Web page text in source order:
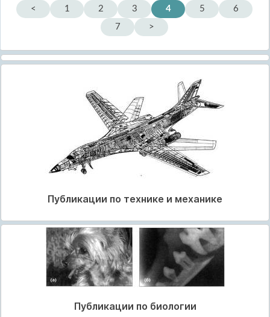
< 1 2 3 4 5
6
7
>
Публикации по технике и механике
Публикации по биологии